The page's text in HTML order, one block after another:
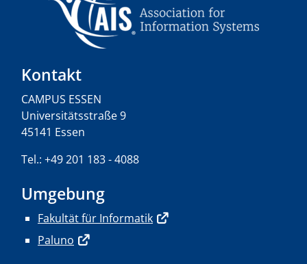
Kontakt
CAMPUS ESSEN
Universitätsstraße 9
45141 Essen
Tel.: +49 201 183 - 4088
Umgebung
Fakultät für Informatik
Paluno